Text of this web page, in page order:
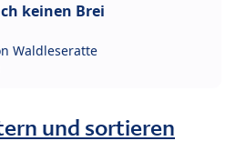
keinen Brei
Waldleseratte
und sortieren